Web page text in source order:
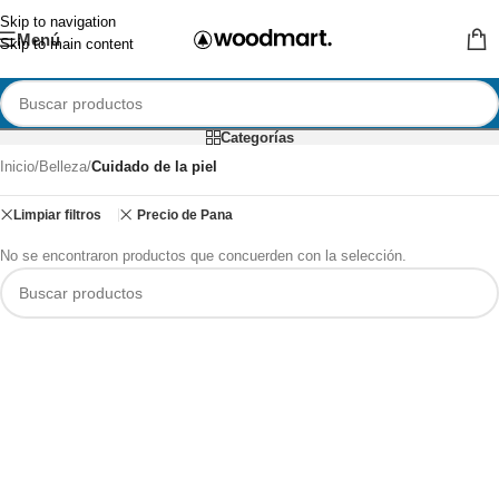
Skip to navigation
Skip to main content
Menú
Categorías
Inicio/Belleza/Cuidado de la piel
Limpiar filtros Precio de Pana
No se encontraron productos que concuerden con la selección.